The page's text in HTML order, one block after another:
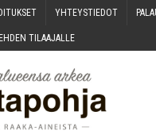
YHTEYS­TIE­DOT
TILAAJALLE